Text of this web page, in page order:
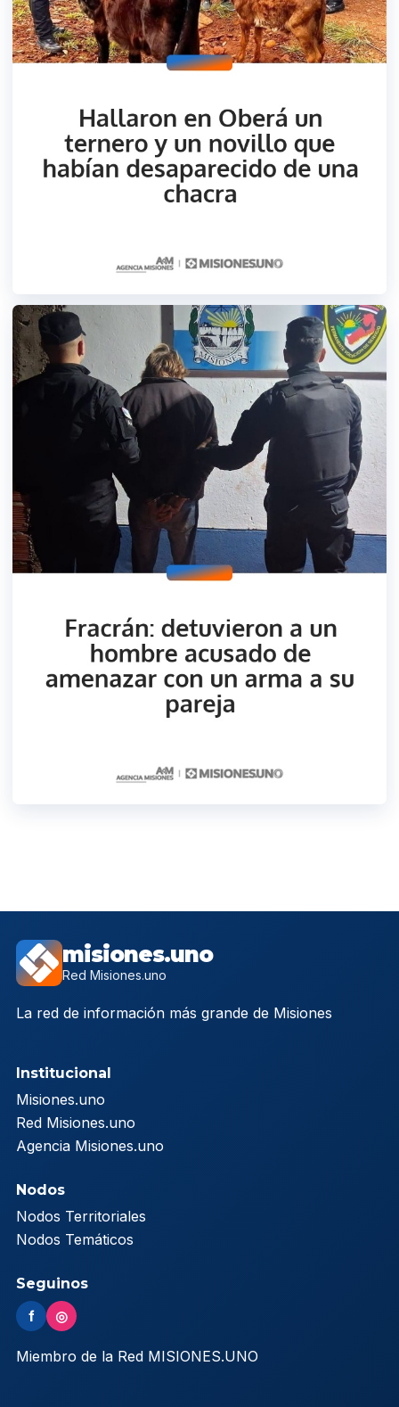
misiones.uno
Red Misiones.uno
La red de información más grande de Misiones
Institucional
Misiones.uno
Red Misiones.uno
Agencia Misiones.uno
Nodos
Nodos Territoriales
Nodos Temáticos
Seguinos
f ◎
Miembro de la Red MISIONES.UNO